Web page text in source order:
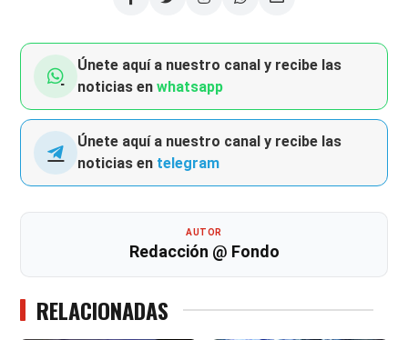
Únete aquí a nuestro canal y recibe las
noticias enwhatsapp
Únete aquí a nuestro canal y recibe las
noticias en telegram
AUTOR
Redacción @ Fondo
RELACIONADAS